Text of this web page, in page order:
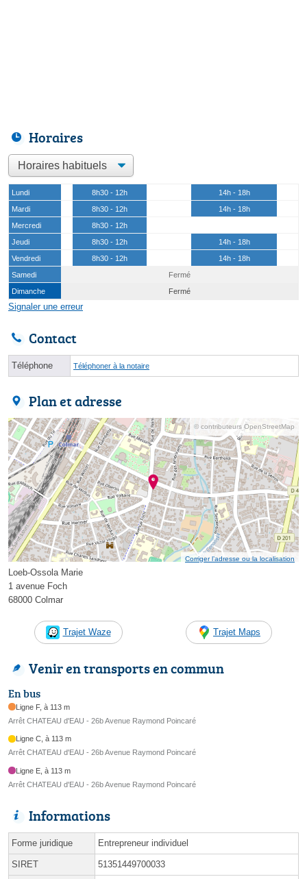
Horaires
Lundi 8h30 - 12h
14h - 18h
Mardi
8h30 - 12h
14h - 18h
Mercredi
8h30 - 12h
Jeudi
8h30 - 12h
14h - 18h
Vendredi
8h30 - 12h
14h - 18h
Samedi
Fermé
Dimanche
Fermé
Signaler une erreur
Contact
Téléphone Téléphoner à la notaire
Plan et adresse
© contributeurs OpenStreetMap
Corriger l’adresse ou la localisation
Loeb-Ossola Marie
1 avenue Foch
68000 Colmar
Trajet Waze Trajet Maps
Venir en transports en commun
En bus
Ligne F, à 113 m
Arrêt CHATEAU d'EAU - 26b Avenue Raymond Poincaré
Ligne C, à 113 m
Arrêt CHATEAU d'EAU - 26b Avenue Raymond Poincaré
Ligne E, à 113 m
Arrêt CHATEAU d'EAU - 26b Avenue Raymond Poincaré
Informations
Forme juridique Entrepreneur individuel
SIRET 51351449700033